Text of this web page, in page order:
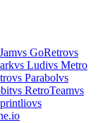
vs GoRetrovs
vs Ludivs Metro
vs Parabolvs
vs RetroTeamvs
vs